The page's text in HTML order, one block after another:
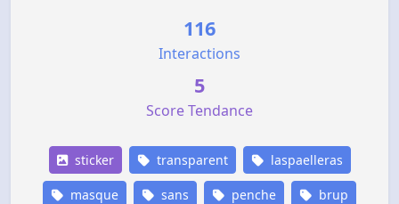
116
Interactions
5
Score Tendance
sticker transparent laspaelleras
masque sans penche brup